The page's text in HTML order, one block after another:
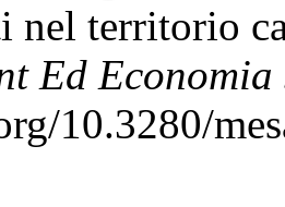
nel territorio
Ed
10.3280/